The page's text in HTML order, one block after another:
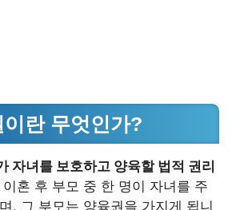
이란 무엇인가?
자녀를 보호하고 양육할 법적 권리
혼 후 부모 중 한 명이 자녀를 주
, 그 부모는 양육권을 가지게 됩니